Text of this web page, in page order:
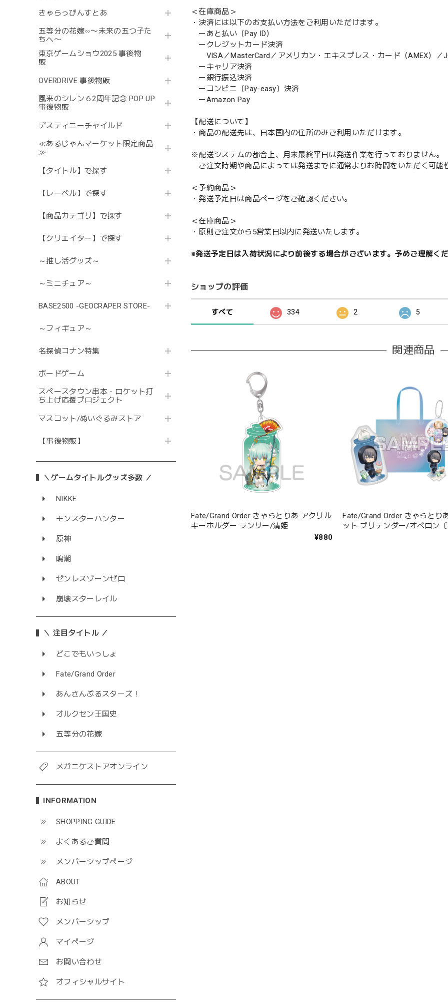
きゃらっぴんすとあ
五等分の花嫁∽〜未来の五つ子た
ちへ〜
東京ゲームショウ2025 事後物
販
OVERDRIVE 事後物販
風来のシレン６2周年記念 POP UP
事後物販
デスティニーチャイルド
≪あるじゃんマーケット限定商品
≫
【タイトル】で探す
【レーベル】で探す
【商品カテゴリ】で探す
【クリエイター】で探す
～推し活グッズ～
～ミニチュア～
BASE2500 -GEOCRAPER STORE-
～フィギュア～
名探偵コナン特集
ボードゲーム
スペースタウン串本・ロケット打
ち上げ応援プロジェクト
マスコット/ぬいぐるみストア
【事後物販】
＼ゲームタイトルグッズ多数 ／
NIKKE
モンスターハンター
原神
鳴潮
ゼンレスゾーンゼロ
崩壊スターレイル
＼ 注目タイトル ／
どこでもいっしょ
Fate/Grand Order
あんさんぶるスターズ！
オルクセン王国史
五等分の花嫁
メガニケストアオンライン
INFORMATION
SHOPPING GUIDE
よくあるご質問
メンバーシップページ
ABOUT
お知らせ
メンバーシップ
マイページ
お問い合わせ
オフィシャルサイト
＜在庫商品＞
・決済には以下のお支払い方法をご利用いただけます。
ーあと払い（Pay ID）
ークレジットカード決済
VISA／MasterCard／アメリカン・エキスプレス・カード（AMEX）／
ーキャリア決済
ー銀行振込決済
ーコンビニ（Pay-easy）決済
ーAmazon Pay
【配送について】
・商品の配送先は、日本国内の住所のみご利用いただけます。
※配送システムの都合上、月末最終平日は発送作業を行っておりません。
ご注文時期や商品によっては発送までに通常よりお時間をいただく可能
＜予約商品＞
・発送予定日は商品ページをご確認ください。
＜在庫商品＞
・原則ご注文から5営業日以内に発送いたします。
※発送予定日は入荷状況により前後する場合がございます。予めご理解く
ショップの評価
すべて 334 2 5
関連商品
Fate/Grand Order きゃらとりあ アクリル
キーホルダー ランサー/清姫
¥880
Fate/Grand Order きゃらとり
ット プリテンダー/オベロン